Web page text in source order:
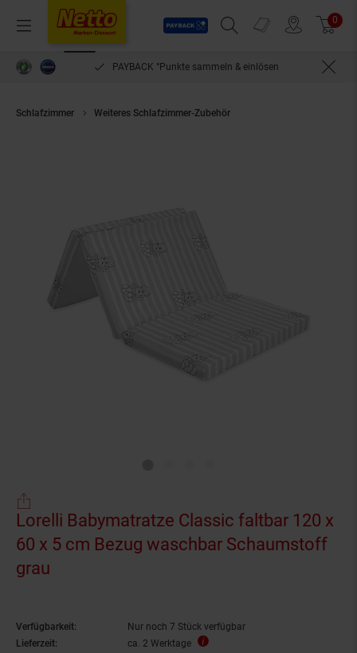
Menü
Payback
Suchfeld einblenden
Prospekte 0
PAYBACK °Punkte sammeln & einlösen
Schlafzimmer Weiteres Schlafzimmer-Zubehör
Lorelli Babymatratze Classic faltbar 120 x
60 x 5 cm Bezug waschbar Schaumstoff
grau
Verfügbarkeit:
Nur noch 7 Stück verfügbar
Lieferzeit:
ca. 2 Werktage